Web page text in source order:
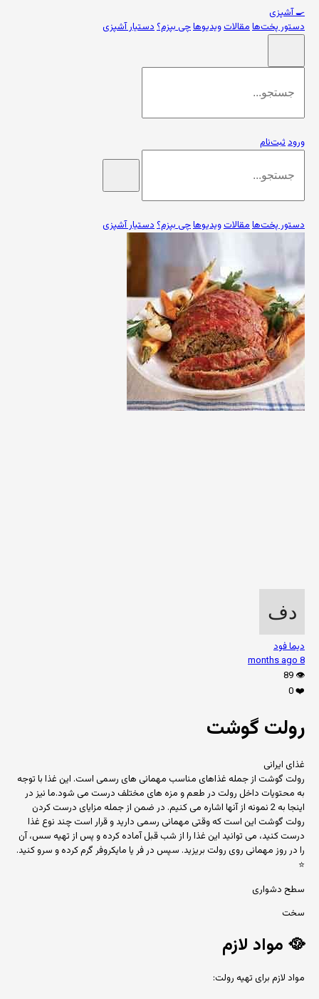
🍳آشپزی
دستور پخت‌هامقالاتویدیوهاچی بپزم؟دستیار آشپزی
ورودثبت‌نام
دستور پخت‌هامقالاتویدیوهاچی بپزم؟دستیار آشپزی
دیما فود
8 months ago
👁️
89
❤️
0
رولت گوشت
غذای ایرانی
رولت گوشت از جمله غذاهای مناسب مهمانی های رسمی است. این غذا با توجه
به محتویات داخل رولت در طعم و مزه های مختلف درست می شود.ما نیز در
اینجا به 2 نمونه از آنها اشاره می کنیم. در ضمن از جمله مزایای درست کردن
رولت گوشت این است که وقتی مهمانی رسمی دارید و قرار است چند نوع غذا
درست کنید، می توانید این غذا را از شب قبل آماده کرده و پس از تهیه سس، آن
را در روز مهمانی روی رولت بریزید. سپس در فر یا مایکروفر گرم کرده و سرو کنید.
⭐
سطح دشواری
سخت
🥘 مواد لازم
مواد لازم برای تهیه رولت: